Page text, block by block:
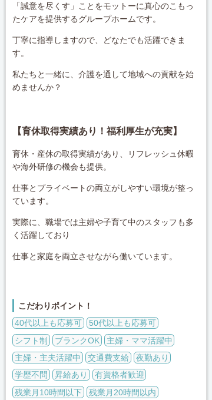
「誠意を尽くす」ことをモットーに真心のこもっ
たケアを提供するグループホームです。
丁寧に指導しますので、どなたでも活躍できま
す。
私たちと一緒に、介護を通して地域への貢献を始
めませんか？
【育休取得実績あり！福利厚生が充実】
育休・産休の取得実績があり、リフレッシュ休暇
や海外研修の機会も提供。
仕事とプライベートの両立がしやすい環境が整っ
ています。
実際に、職場では主婦や子育て中のスタッフも多
く活躍しており
仕事と家庭を両立させながら働いています。
こだわりポイント！
40代以上も応募可
50代以上も応募可
シフト制
ブランクOK
主婦・ママ活躍中
主婦・主夫活躍中
交通費支給
夜勤あり
学歴不問
昇給あり
有資格者歓迎
残業月10時間以下
残業月20時間以内